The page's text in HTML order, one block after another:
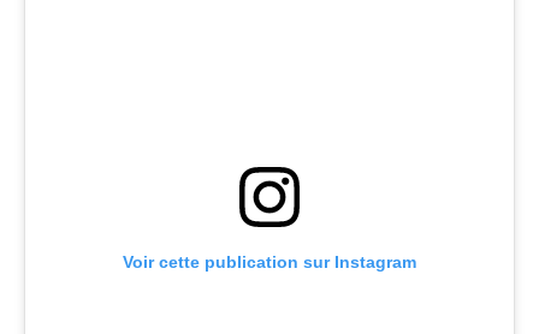
Voir cette publication sur Instagram